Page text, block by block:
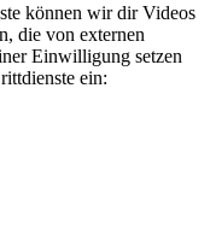
können wir dir Videos
die von externen
Einwilligung setzen
ein: